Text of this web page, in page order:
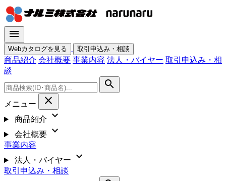
menu
Webカタログを見る 取引申込み・相談
商品紹介 会社概要 事業内容 法人・バイヤー 取引申込み・相
談
search
メニュー close
商品紹介 expand_more
会社概要 expand_more
事業内容
法人・バイヤー
expand_more
取引申込み・相談